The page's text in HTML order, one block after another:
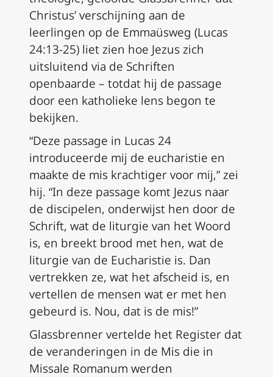
Christus’ verschijning aan de
leerlingen op de Emmaüsweg (Lucas
24:13-25) liet zien hoe Jezus zich
uitsluitend via de Schriften
openbaarde – totdat hij de passage
door een katholieke lens begon te
bekijken.
“Deze passage in Lucas 24
introduceerde mij de eucharistie en
maakte de mis krachtiger voor mij,” zei
hij. “In deze passage komt Jezus naar
de discipelen, onderwijst hen door de
Schrift, wat de liturgie van het Woord
is, en breekt brood met hen, wat de
liturgie van de Eucharistie is. Dan
vertrekken ze, wat het afscheid is, en
vertellen de mensen wat er met hen
gebeurd is. Nou, dat is de mis!”
Glassbrenner vertelde het Register dat
de veranderingen in de Mis die in
Missale Romanum werden